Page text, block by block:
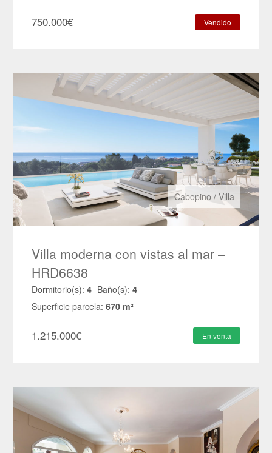
750.000€ Vendido
Cabopino / Villa
Villa moderna con vistas al mar –
HRD6638
Dormitorio(s): 4 Baño(s): 4
Superficie parcela: 670 m²
1.215.000€ En venta